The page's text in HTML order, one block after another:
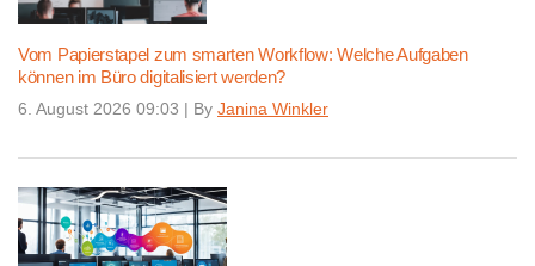
Vom Papierstapel zum smarten Workflow: Welche Aufgaben
können im Büro digitalisiert werden?
6. August 2026 09:03 | By Janina Winkler